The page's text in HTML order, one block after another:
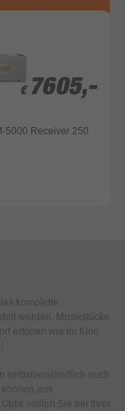
€ 7605,-
€ 7605,-
5000 Receiver 250
komplette
werden. Musikstücke
ertönen wie im Kino
selbstverständlich auch
aus
sollten Sie bei Ihrer